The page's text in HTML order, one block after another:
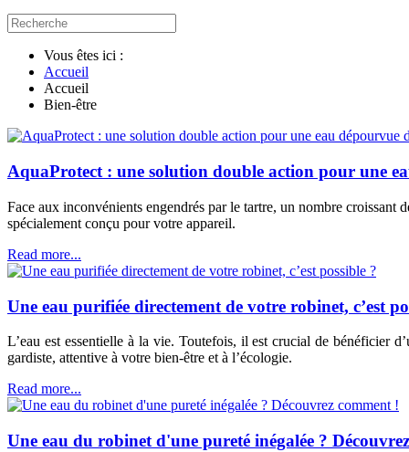
Vous êtes ici :
Accueil
Accueil
Bien-être
AquaProtect : une solution double action pour une
Face aux inconvénients engendrés par le tartre, un nombre
spécialement conçu pour votre appareil.
Read more...
Une eau purifiée directement de votre robinet, c’est
L’eau est essentielle à la vie. Toutefois, il est crucial de bénéficier
gardiste, attentive à votre bien-être et à l’écologie.
Read more...
Une eau du robinet d'une pureté inégalée ?